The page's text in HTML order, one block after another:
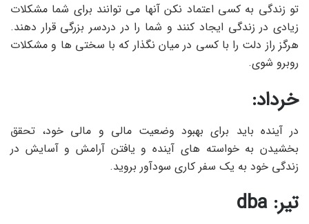
تو زندگی به کسی اعتماد نکن آنها می توانند برای شما مشکلات
زیادی در زندگی ایجاد کنند و شما را در دردسر بزرگی قرار دهند.
هرگز راز دلت را با کسی در میان نگذار که با سختی ها و مشکلات
روبرو شوی.
خرداد:
در آینده باید برای بهبود وضعیت مالی و مالی خود، تحقق
بخشیدن به خواسته های آینده و یافتن آرامش و آسایش در
زندگی خود به یک سفر کاری سودآور بروید.
تیر: dba